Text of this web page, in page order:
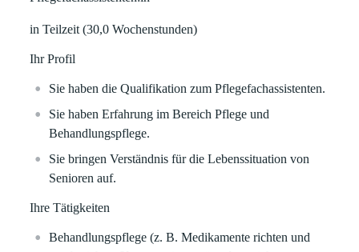
in Teilzeit (30,0 Wochenstunden)
Ihr Profil
Sie haben die Qualifikation zum Pflegefachassistenten.
Sie haben Erfahrung im Bereich Pflege und
Behandlungspflege.
Sie bringen Verständnis für die Lebenssituation von
Senioren auf.
Ihre Tätigkeiten
Behandlungspflege (z. B. Medikamente richten und